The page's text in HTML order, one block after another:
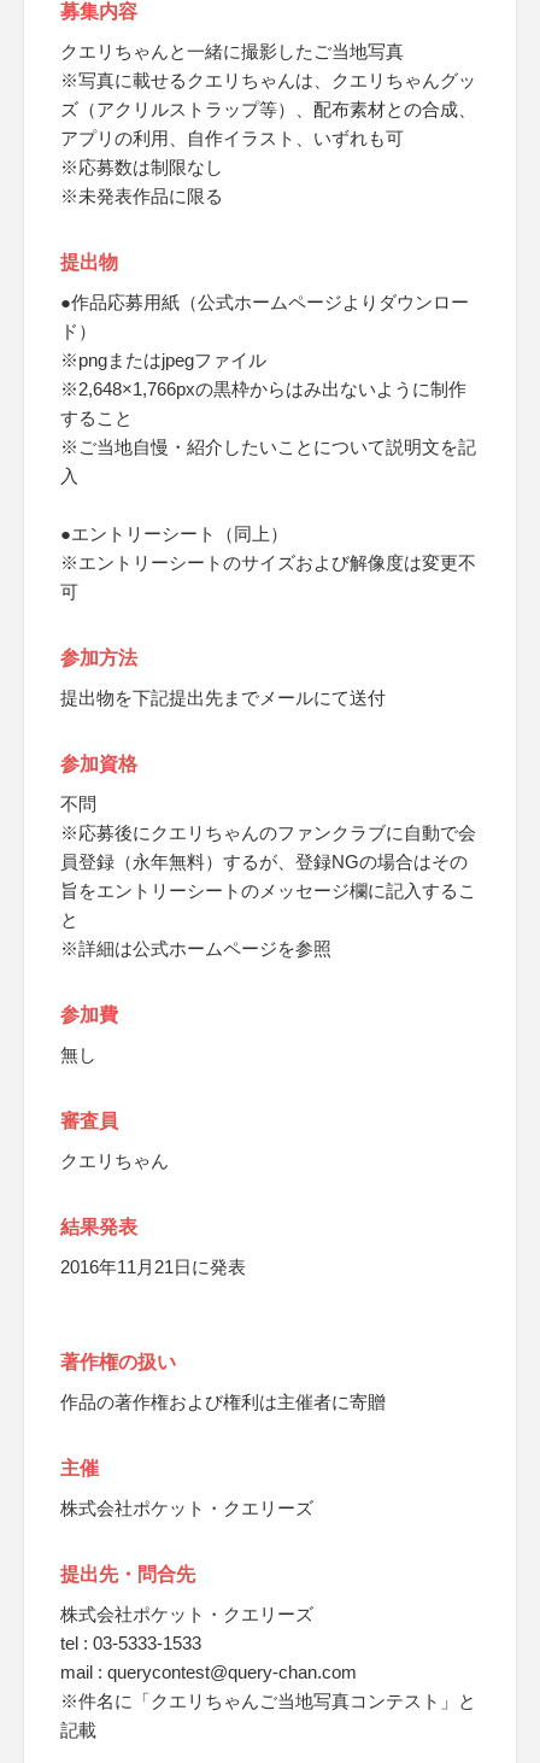
募集内容
クエリちゃんと一緒に撮影したご当地写真
※写真に載せるクエリちゃんは、クエリちゃんグッ
ズ（アクリルストラップ等）、配布素材との合成、
アプリの利用、自作イラスト、いずれも可
※応募数は制限なし
※未発表作品に限る
提出物
●作品応募用紙（公式ホームページよりダウンロー
ド）
※pngまたはjpegファイル
※2,648×1,766pxの黒枠からはみ出ないように制作
すること
※ご当地自慢・紹介したいことについて説明文を記
入
●エントリーシート（同上）
※エントリーシートのサイズおよび解像度は変更不
可
参加方法
提出物を下記提出先までメールにて送付
参加資格
不問
※応募後にクエリちゃんのファンクラブに自動で会
員登録（永年無料）するが、登録NGの場合はその
旨をエントリーシートのメッセージ欄に記入するこ
と
※詳細は公式ホームページを参照
参加費
無し
審査員
クエリちゃん
結果発表
2016年11月21日に発表
著作権の扱い
作品の著作権および権利は主催者に寄贈
主催
株式会社ポケット・クエリーズ
提出先・問合先
株式会社ポケット・クエリーズ
tel : 03-5333-1533
mail : querycontest@query-chan.com
※件名に「クエリちゃんご当地写真コンテスト」と
記載